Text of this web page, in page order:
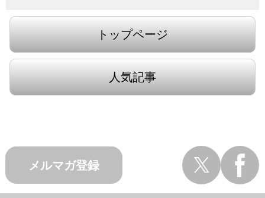
トップページ
人気記事
メルマガ登録